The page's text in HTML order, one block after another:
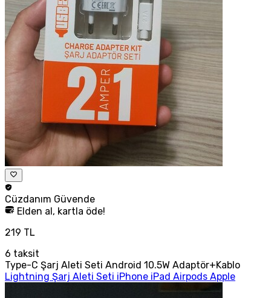
Cüzdanım Güvende
Elden al, kartla öde!
219 TL
6 taksit
Type-C Şarj Aleti Seti Android 10.5W Adaptör+Kablo
Lightning Şarj Aleti Seti iPhone iPad Airpods Apple